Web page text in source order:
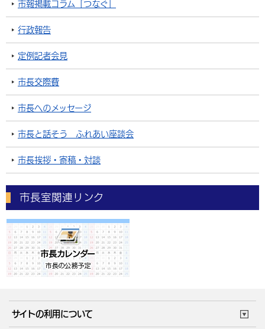
市報掲載コラム「つなぐ」
行政報告
定例記者会見
市長交際費
市長へのメッセージ
市長と話そう ふれあい座談会
市長挨拶・寄稿・対談
市長室関連リンク
サイトの利用について